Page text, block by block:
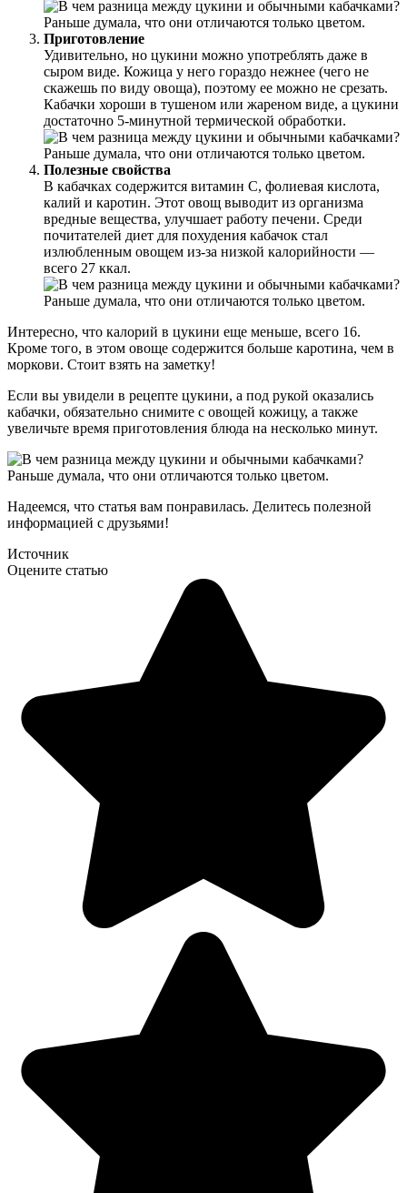
Приготовление
Удивительно, но цукини можно употреблять даже в
сыром виде. Кожица у него гораздо нежнее (чего не
скажешь по виду овоща), поэтому ее можно не срезать.
Кабачки хороши в тушеном или жареном виде, а цукини
достаточно 5-минутной термической обработки.
Полезные свойства
В кабачках содержится витамин С, фолиевая кислота,
калий и каротин. Этот овощ выводит из организма
вредные вещества, улучшает работу печени. Среди
почитателей диет для похудения кабачок стал
излюбленным овощем из-за низкой калорийности —
всего 27 ккал.
Интересно, что калорий в цукини еще меньше, всего 16.
Кроме того, в этом овоще содержится больше каротина, чем в
моркови. Стоит взять на заметку!
Если вы увидели в рецепте цукини, а под рукой оказались
кабачки, обязательно снимите с овощей кожицу, а также
увеличьте время приготовления блюда на несколько минут.
Надеемся, что статья вам понравилась. Делитесь полезной
информацией с друзьями!
Источник
Оцените статью